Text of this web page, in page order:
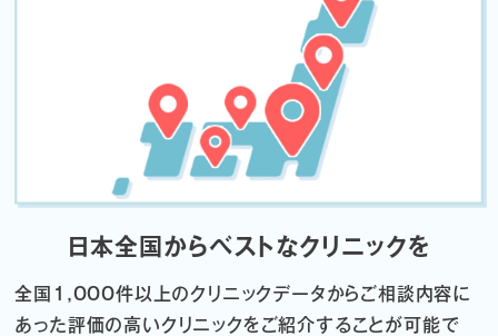
日本全国からベストなクリニックを
全国1,000件以上のクリニックデータからご相談内容に
あった評価の高いクリニックをご紹介することが可能で